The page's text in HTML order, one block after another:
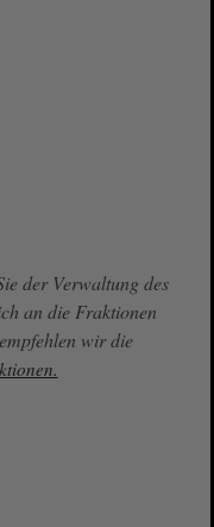
der Verwaltung des
an die Fraktionen
wir die